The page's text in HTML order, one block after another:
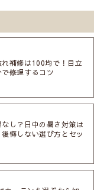
れ補修は100均で！目立
修理するコツ
し？日中の暑さ対策は
後悔しない選び方とセッ